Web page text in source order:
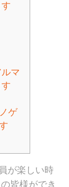
マ
ゲ
が楽しい時
皆様ができ